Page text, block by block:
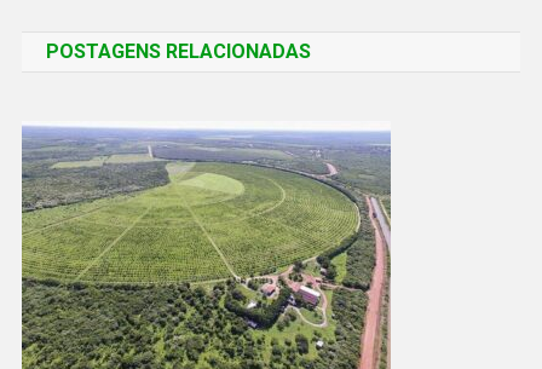
POSTAGENS RELACIONADAS